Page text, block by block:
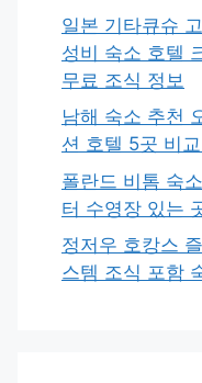
일본 기타큐슈
성비 숙소 호텔
무료 조식 정보
남해 숙소 추천
션 호텔 5곳 비
폴란드 비톰 숙
터 수영장 있는
정저우 호캉스
스템 조식 포함